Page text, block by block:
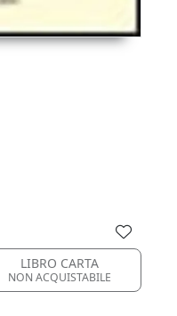
LIBRO CARTA
NON ACQUISTABILE